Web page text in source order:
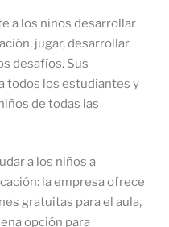
a los niños desarrollar
jugar, desarrollar
desafíos. Sus
todos los estudiantes y
de todas las
a los niños a
la empresa ofrece
gratuitas para el aula,
opción para